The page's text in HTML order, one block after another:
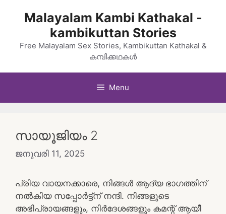
Malayalam Kambi Kathakal -
kambikuttan Stories
Free Malayalam Sex Stories, Kambikuttan Kathakal &
കമ്പിക്കഥകൾ
Menu
സായൂജിയം 2
ജനുവരി 11, 2025
പ്രിയ വായനക്കാരെ, നിങ്ങൾ ആദ്യ ഭാഗത്തിന്
നൽകിയ സപ്പോർട്ട്ന് നന്ദി. നിങ്ങളുടെ
അഭിപ്രായങ്ങളും, നിർദേശങ്ങളും കമന്റ്‌ ആയീ